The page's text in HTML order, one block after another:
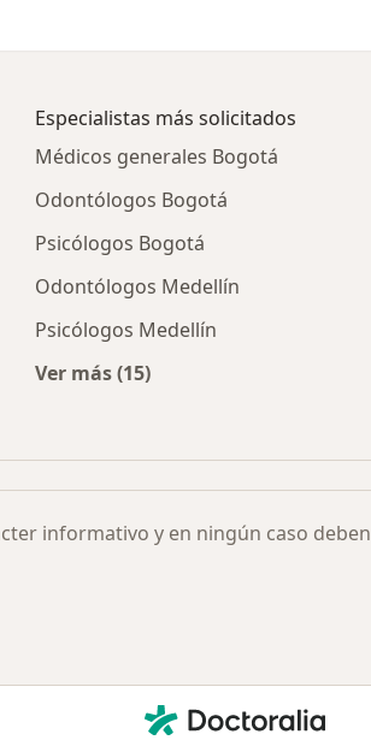
Especialistas más solicitados
Médicos generales Bogotá
Odontólogos Bogotá
Psicólogos Bogotá
Odontólogos Medellín
Psicólogos Medellín
Ver más (15)
informativo y en ningún caso deben
Contacto
Doctoralia - Página de inicio